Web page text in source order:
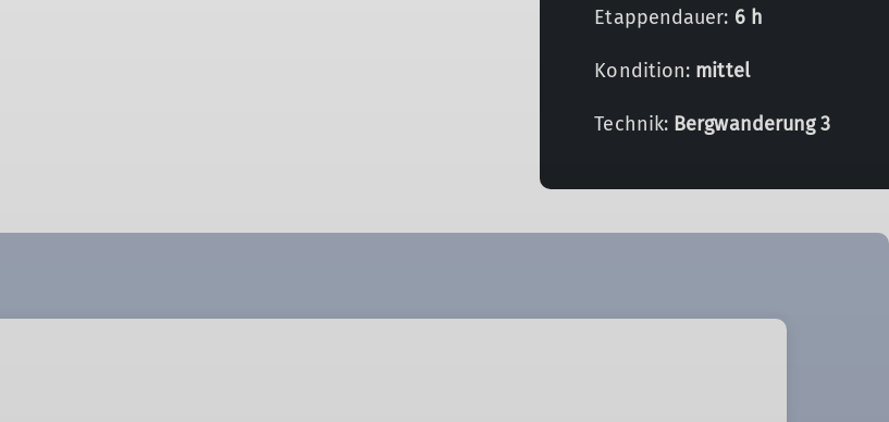
Etappendauer: 6 h
Kondition: mittel
Technik: Bergwanderung 3